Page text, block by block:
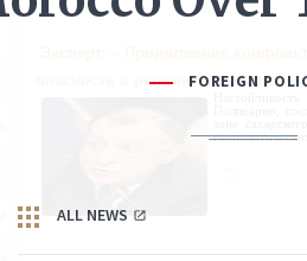
опасность в регионе»
13.02.2008